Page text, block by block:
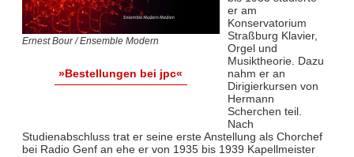
Ernest Bour / Ensemble Modern
»Bestellungen bei jpc«
er am
Konservatorium
Straßburg Klavier,
Orgel und
Musiktheorie. Dazu
nahm er an
Dirigierkursen von
Hermann
Scherchen teil.
Nach
Studienabschluss trat er seine erste Anstellung als Chorchef
bei Radio Genf an ehe er von 1935 bis 1939 Kapellmeister